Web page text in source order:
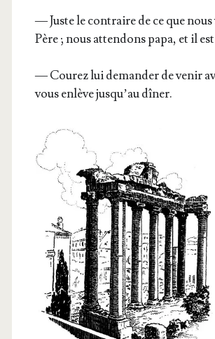
— Juste le contraire de ce que
Père ; nous atten­dons papa, et il
— Cou­rez lui deman­der de venir
vous enlève jus­qu’au dîner.